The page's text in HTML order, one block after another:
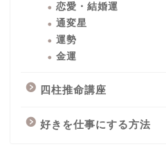
恋愛・結婚運
通変星
運勢
金運
四柱推命講座
好きを仕事にする方法